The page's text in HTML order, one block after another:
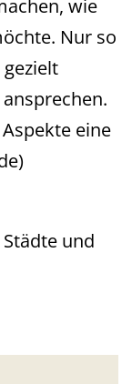
wie
Nur so
eine
und